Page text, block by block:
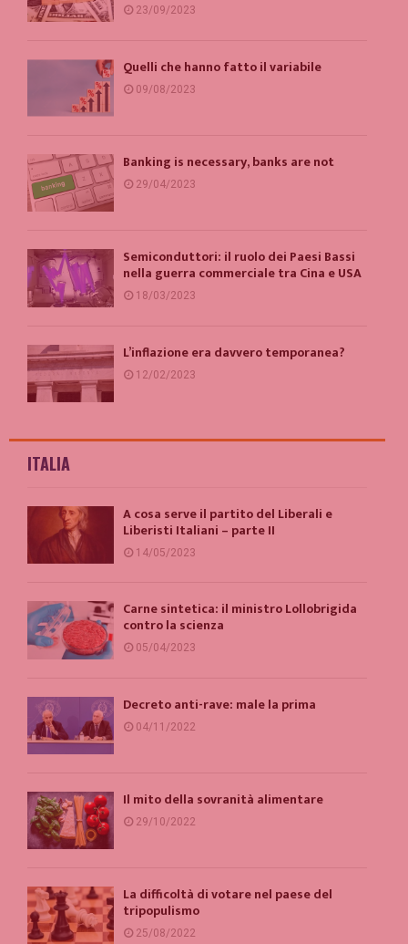
23/09/2023
Quelli che hanno fatto il variabile
09/08/2023
Banking is necessary, banks are not
29/04/2023
Semiconduttori: il ruolo dei Paesi Bassi
nella guerra commerciale tra Cina e USA
18/03/2023
L’inflazione era davvero temporanea?
12/02/2023
ITALIA
A cosa serve il partito del Liberali e
Liberisti Italiani – parte II
14/05/2023
Carne sintetica: il ministro Lollobrigida
contro la scienza
05/04/2023
Decreto anti-rave: male la prima
04/11/2022
Il mito della sovranità alimentare
29/10/2022
La difficoltà di votare nel paese del
tripopulismo
25/08/2022